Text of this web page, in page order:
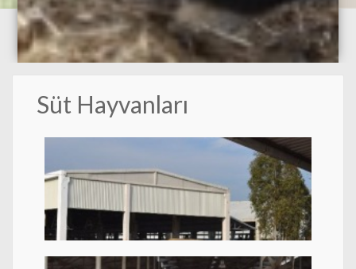
Süt Hayvanları